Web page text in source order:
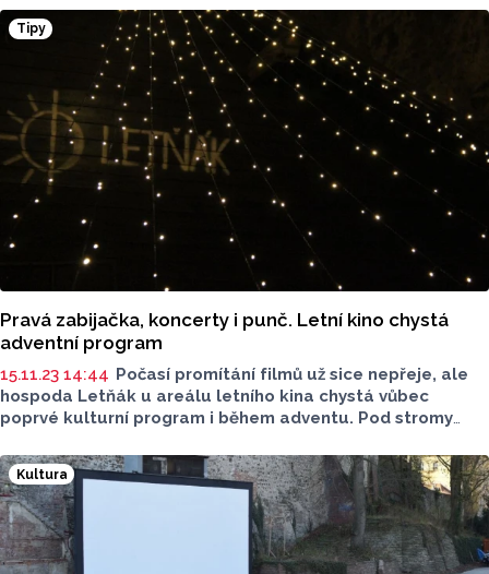
Radnice vybírá ze dvou zájemců, členem jedné skupiny
je podnikatel a předseda hnutí spOLečně Robert
Runták. Druhým zájemcem o smlouvu na dvacetiletý
provoz zařízení je spolek Olomoucký letňák, za ním stojí
současný provozovatel olomouckého kina Metropol Petr
Hanák.
Tipy
Pravá zabijačka, koncerty i punč. Letní kino chystá
adventní program
15.11.23 14:44 Počasí promítání filmů už sice nepřeje, ale
hospoda Letňák u areálu letního kina chystá vůbec
poprvé kulturní program i během adventu. Pod stromy
připravený je i prodej stromků a Mikulášský karneval.
Největším lákadlem je ovšem pravá zabijačka
za přítomnosti řezníka. Samozřejmě nebude chybět ani
punč a horký svařák.
Kultura